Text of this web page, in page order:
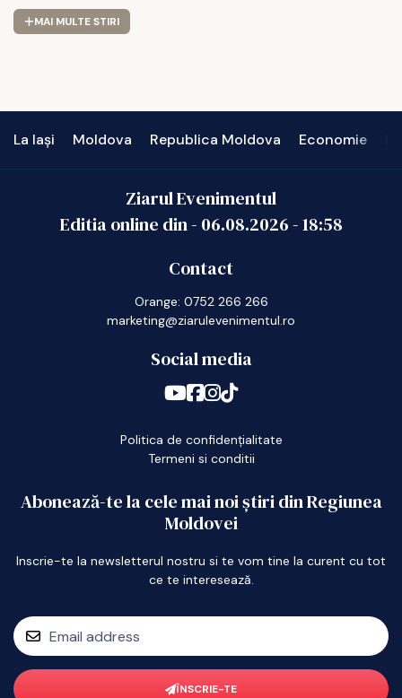
MAI MULTE STIRI
La Iași Moldova Republica Moldova Economie
Ziarul Evenimentul
Editia online din - 06.08.2026-18:58
Contact
Orange: 0752 266 266
marketing@ziarulevenimentul.ro
Social media
Politica de confidențialitate
Termeni si conditii
Abonează-te la cele mai noi știri din Regiunea
Moldovei
Inscrie-te la newsletterul nostru si te vom tine la curent cu tot
ce te interesează.
ÎNSCRIE-TE